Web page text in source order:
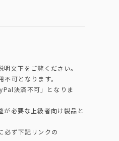
文下をご覧ください。
可となります。
決済不可」となりま
必要な上級者向け製品と
必ず下記リンクの